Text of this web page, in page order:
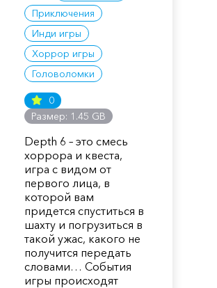
Приключения
Инди игры
Хоррор игры
Головоломки
0
Размер: 1.45 GB
Depth 6 – это смесь
хоррора и квеста,
игра с видом от
первого лица, в
которой вам
придется спуститься в
шахту и погрузиться в
такой ужас, какого не
получится передать
словами… События
игры происходят